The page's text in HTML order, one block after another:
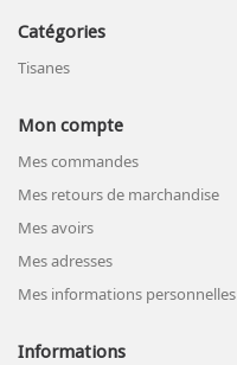
Catégories
Tisanes
Mon compte
Mes commandes
Mes retours de marchandise
Mes avoirs
Mes adresses
Mes informations personnelles
Informations